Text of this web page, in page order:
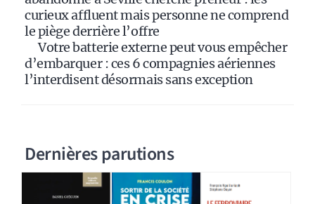
curieux affluent mais personne ne comprend
le piège derrière l’offre
Votre batterie externe peut vous empêcher
d’embarquer : ces 6 compagnies aériennes
l’interdisent désormais sans exception
Dernières parutions